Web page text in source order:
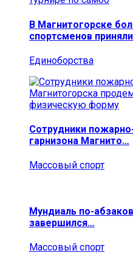
В Магнитогорске
спортсменов
Единоборства
Сотрудники
гарнизона Магнито…
Массовый спорт
Мундиаль по-
завершился…
Массовый спорт